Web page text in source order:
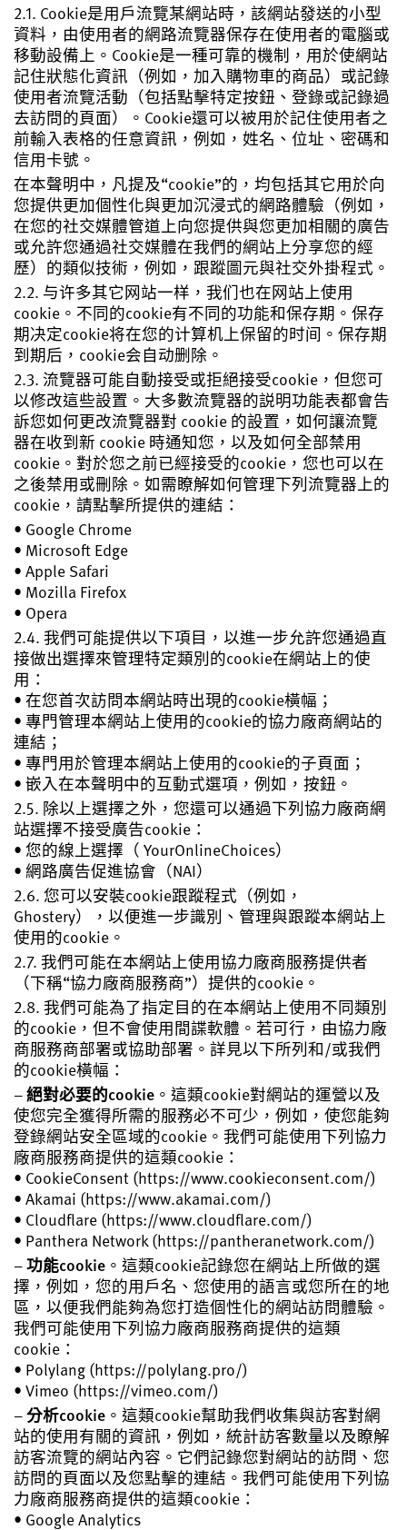
2.1. Cookie是用戶流覽某網站時，該網站發送的小型
資料，由使用者的網路流覽器保存在使用者的電腦或
移動設備上。Cookie是一種可靠的機制，用於使網站
記住狀態化資訊（例如，加入購物車的商品）或記錄
使用者流覽活動（包括點擊特定按鈕、登錄或記錄過
去訪問的頁面）。Cookie還可以被用於記住使用者之
前輸入表格的任意資訊，例如，姓名、位址、密碼和
信用卡號。
在本聲明中，凡提及“cookie”的，均包括其它用於向
您提供更加個性化與更加沉浸式的網路體驗（例如，
在您的社交媒體管道上向您提供與您更加相關的廣告
或允許您通過社交媒體在我們的網站上分享您的經
歷）的類似技術，例如，跟蹤圖元與社交外掛程式。
2.2. 与许多其它网站一样，我们也在网站上使用
cookie。不同的cookie有不同的功能和保存期。保存
期决定cookie将在您的计算机上保留的时间。保存期
到期后，cookie会自动删除。
2.3. 流覽器可能自動接受或拒絕接受cookie，但您可
以修改這些設置。大多數流覽器的説明功能表都會告
訴您如何更改流覽器對 cookie 的設置，如何讓流覽
器在收到新 cookie 時通知您，以及如何全部禁用
cookie。對於您之前已經接受的cookie，您也可以在
之後禁用或刪除。如需瞭解如何管理下列流覽器上的
cookie，請點擊所提供的連結：
• Google Chrome
• Microsoft Edge
• Apple Safari
• Mozilla Firefox
• Opera
2.4. 我們可能提供以下項目，以進一步允許您通過直
接做出選擇來管理特定類別的cookie在網站上的使
用：
• 在您首次訪問本網站時出現的cookie橫幅；
• 專門管理本網站上使用的cookie的協力廠商網站的
連結；
• 專門用於管理本網站上使用的cookie的子頁面；
• 嵌入在本聲明中的互動式選項，例如，按鈕。
2.5. 除以上選擇之外，您還可以通過下列協力廠商網
站選擇不接受廣告cookie：
• 您的線上選擇（ YourOnlineChoices）
• 網路廣告促進協會（NAI）
2.6. 您可以安裝cookie跟蹤程式（例如，
Ghostery），以便進一步識別、管理與跟蹤本網站上
使用的cookie。
2.7. 我們可能在本網站上使用協力廠商服務提供者
（下稱“協力廠商服務商”）提供的cookie。
2.8. 我們可能為了指定目的在本網站上使用不同類別
的cookie，但不會使用間諜軟體。若可行，由協力廠
商服務商部署或協助部署。詳見以下所列和/或我們
的cookie橫幅：
–絕對必要的cookie 。這類cookie對網站的運營以及
使您完全獲得所需的服務必不可少，例如，使您能夠
登錄網站安全區域的cookie。我們可能使用下列協力
廠商服務商提供的這類cookie：
• CookieConsent (https://www.cookieconsent.com/)
• Akamai (https://www.akamai.com/)
• Cloudflare (https://www.cloudflare.com/)
• Panthera Network (https://pantheranetwork.com/)
–功能cookie 。這類cookie記錄您在網站上所做的選
擇，例如，您的用戶名、您使用的語言或您所在的地
區，以便我們能夠為您打造個性化的網站訪問體驗。
我們可能使用下列協力廠商服務商提供的這類
cookie：
• Polylang (https://polylang.pro/)
• Vimeo (https://vimeo.com/)
–分析cookie 。這類cookie幫助我們收集與訪客對網
站的使用有關的資訊，例如，統計訪客數量以及瞭解
訪客流覽的網站內容。它們記錄您對網站的訪問、您
訪問的頁面以及您點擊的連結。我們可能使用下列協
力廠商服務商提供的這類cookie：
• Google Analytics